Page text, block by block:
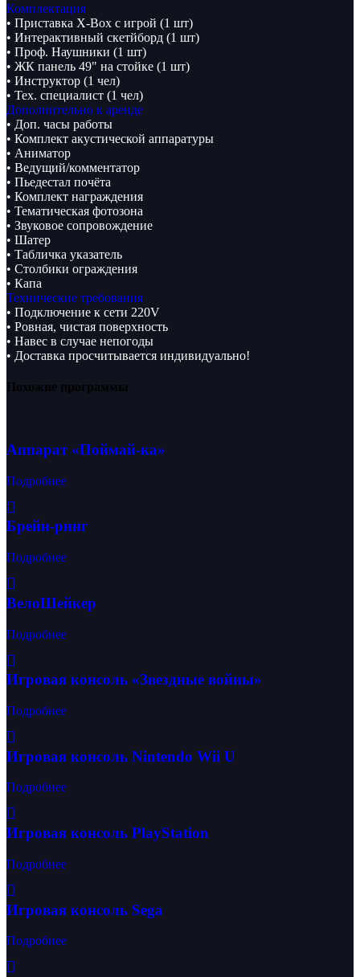
Комплектация
• Приставка X-Box с игрой (1 шт)
• Интерактивный скетйборд (1 шт)
• Проф. Наушники (1 шт)
• ЖК панель 49" на стойке (1 шт)
• Инструктор (1 чел)
• Тех. специалист (1 чел)
Дополнительно к аренде
• Доп. часы работы
• Комплект акустической аппаратуры
• Аниматор
• Ведущий/комментатор
• Пьедестал почёта
• Комплект награждения
• Тематическая фотозона
• Звуковое сопровождение
• Шатер
• Табличка указатель
• Столбики ограждения
• Капа
Технические требования
• Подключение к сети 220V
• Ровная, чистая поверхность
• Навес в случае непогоды
• Доставка просчитывается индивидуально!
Похожие программы
Аппарат «Поймай-ка»
Подробнее
Брейн-ринг
Подробнее
ВелоШейкер
Подробнее
Игровая консоль «Звездные войны»
Подробнее
Игровая консоль Nintendo Wii U
Подробнее
Игровая консоль PlayStation
Подробнее
Игровая консоль Sega
Подробнее